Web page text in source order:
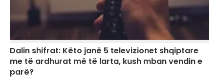
Dalin shifrat: Këto janë 5 televizionet shqiptare
me të ardhurat më të larta, kush mban vendin e
parë?